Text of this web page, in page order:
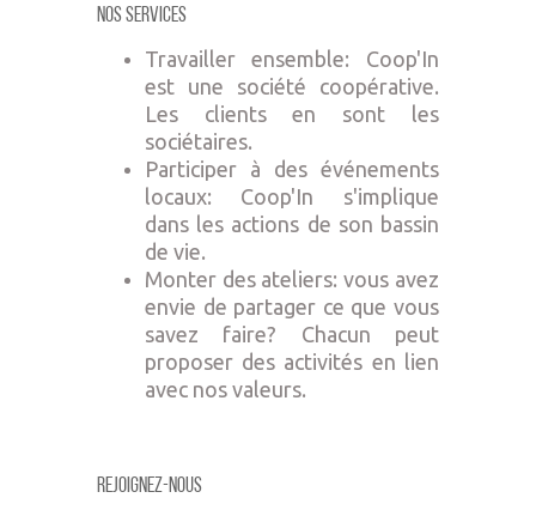
Nos Services
Travailler ensemble: Coop'In
est une société coopérative.
Les clients en sont les
sociétaires.
Participer à des événements
locaux: Coop'In s'implique
dans les actions de son bassin
de vie.
Monter des ateliers: vous avez
envie de partager ce que vous
savez faire? Chacun peut
proposer des activités en lien
avec nos valeurs.
Rejoignez-nous